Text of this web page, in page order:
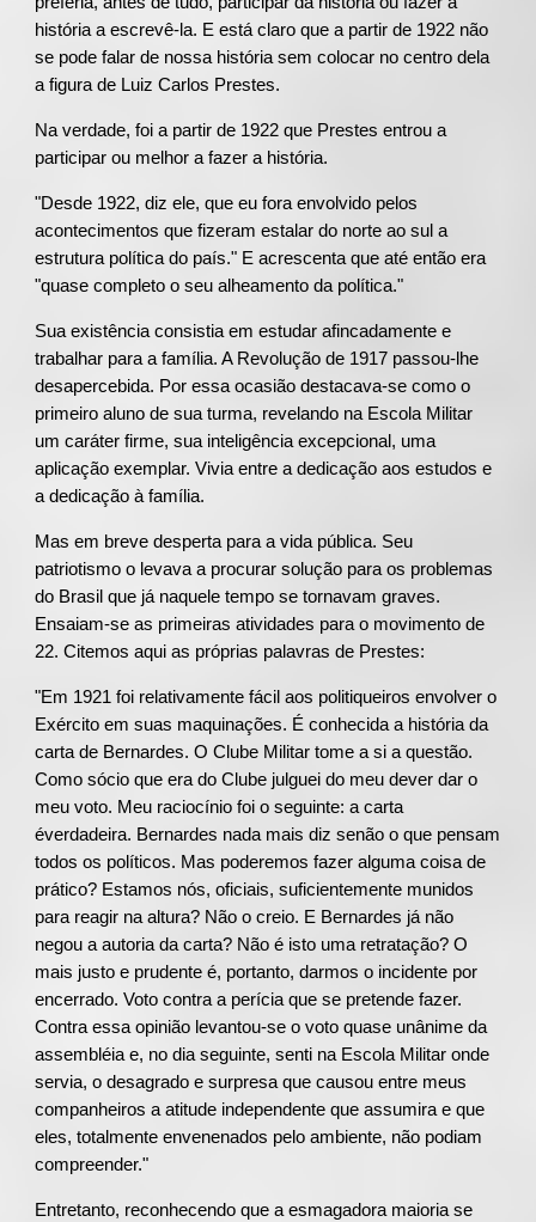
história a escrevê-la. E está claro que a partir de 1922 não
se pode falar de nossa história sem colocar no centro dela
a figura de Luiz Carlos Prestes.
Na verdade, foi a partir de 1922 que Prestes entrou a
participar ou melhor a fazer a história.
"Desde 1922, diz ele, que eu fora envolvido pelos
acontecimentos que fizeram estalar do norte ao sul a
estrutura política do país." E acrescenta que até então era
"quase completo o seu alheamento da política."
Sua existência consistia em estudar afincadamente e
trabalhar para a família. A Revolução de 1917 passou-lhe
desapercebida. Por essa ocasião destacava-se como o
primeiro aluno de sua turma, revelando na Escola Militar
um caráter firme, sua inteligência excepcional, uma
aplicação exemplar. Vivia entre a dedicação aos estudos e
a dedicação à família.
Mas em breve desperta para a vida pública. Seu
patriotismo o levava a procurar solução para os problemas
do Brasil que já naquele tempo se tornavam graves.
Ensaiam-se as primeiras atividades para o movimento de
22. Citemos aqui as próprias palavras de Prestes:
"Em 1921 foi relativamente fácil aos politiqueiros envolver o
Exército em suas maquinações. É conhecida a história da
carta de Bernardes. O Clube Militar tome a si a questão.
Como sócio que era do Clube julguei do meu dever dar o
meu voto. Meu raciocínio foi o seguinte: a carta
éverdadeira. Bernardes nada mais diz senão o que pensam
todos os políticos. Mas poderemos fazer alguma coisa de
prático? Estamos nós, oficiais, suficientemente munidos
para reagir na altura? Não o creio. E Bernardes já não
negou a autoria da carta? Não é isto uma retratação? O
mais justo e prudente é, portanto, darmos o incidente por
encerrado. Voto contra a perícia que se pretende fazer.
Contra essa opinião levantou-se o voto quase unânime da
assembléia e, no dia seguinte, senti na Escola Militar onde
servia, o desagrado e surpresa que causou entre meus
companheiros a atitude independente que assumira e que
eles, totalmente envenenados pelo ambiente, não podiam
compreender."
Entretanto, reconhecendo que a esmagadora maioria se